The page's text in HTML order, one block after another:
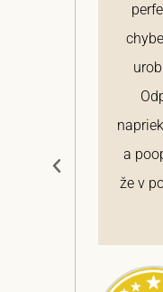
a
že v